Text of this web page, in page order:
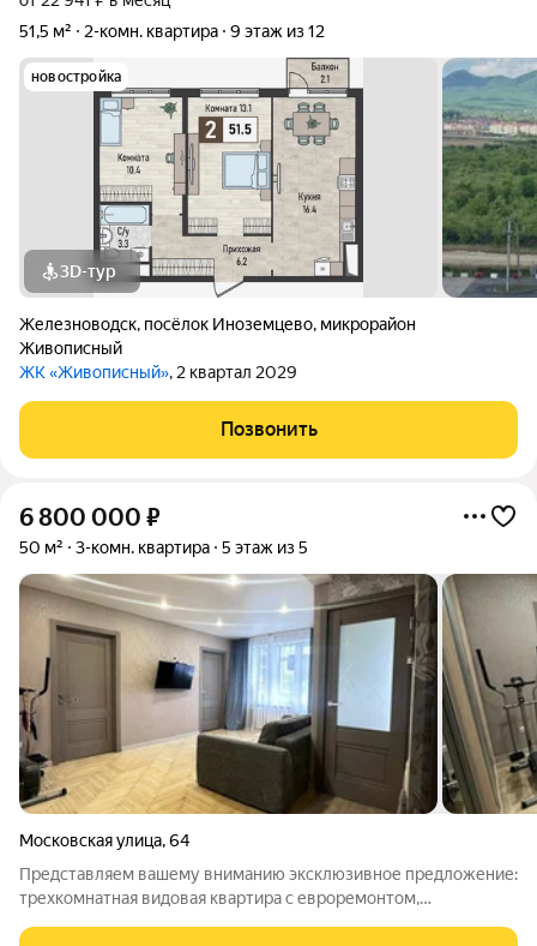
51,5 м²
2-комн. квартира 9 этаж из 12
новостройка
3D-тур
Железноводск, посёлок Иноземцево, микрорайон
Живописный
ЖК «Живописный», 2 квартал 2029
Позвонить
6 800 000 ₽
50 м² 3-комн. квартира 5 этаж из 5
Московская улица,64
Представляем вашему вниманию эксклюзивное предложение:
трехкомнатная видовая квартира с евроремонтом,